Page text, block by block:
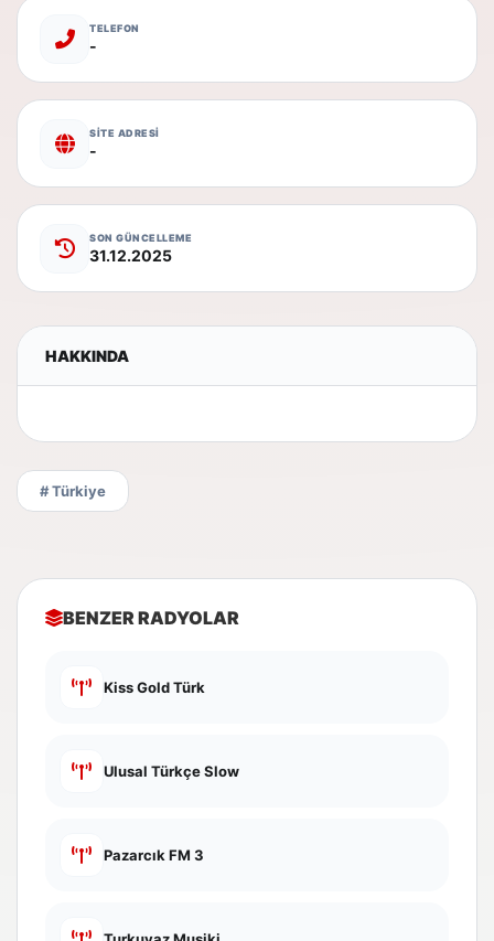
TELEFON
-
SİTE ADRESİ
-
SON GÜNCELLEME
31.12.2025
HAKKINDA
# Türkiye
BENZER RADYOLAR
Kiss Gold Türk
Ulusal Türkçe Slow
Pazarcık FM 3